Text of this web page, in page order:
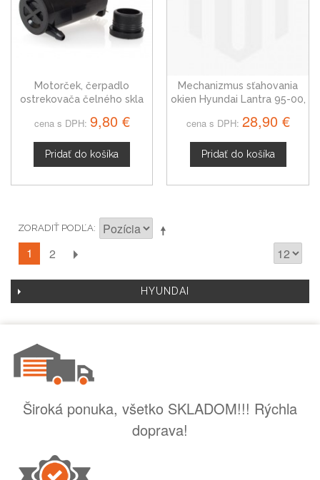
Motorček, čerpadlo
ostrekovača čelného skla
cena s DPH: 9,80 €
Pridať do košíka
Mechanizmus sťahovania
okien Hyundai Lantra 95-00,
cena s DPH: 28,90 €
Pridať do košíka
ZORADIŤ PODĽA
1 2
HYUNDAI
Široká ponuka, všetko SKLADOM!!! Rýchla
doprava!